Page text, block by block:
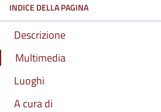
INDICE DELLA PAGINA
Descrizione
Multimedia
Luoghi
A cura di